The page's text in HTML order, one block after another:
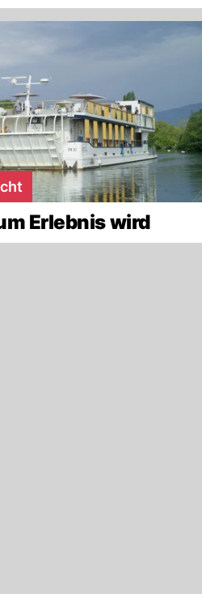
Erlebnis wird